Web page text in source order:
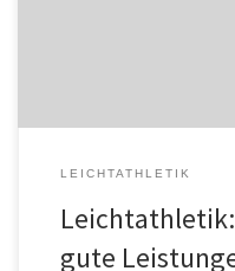
LEICHTATHLETIK
gute